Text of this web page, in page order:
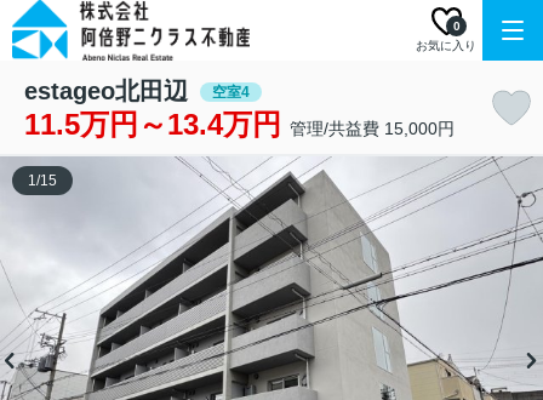
お気に入り
0
estageo北田辺 空室4
11.5万円～13.4万円 管理/共益費 15,000円
1/15